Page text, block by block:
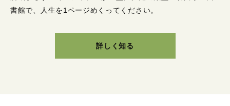
書館で、人生を1ページめくってください。
詳しく知る